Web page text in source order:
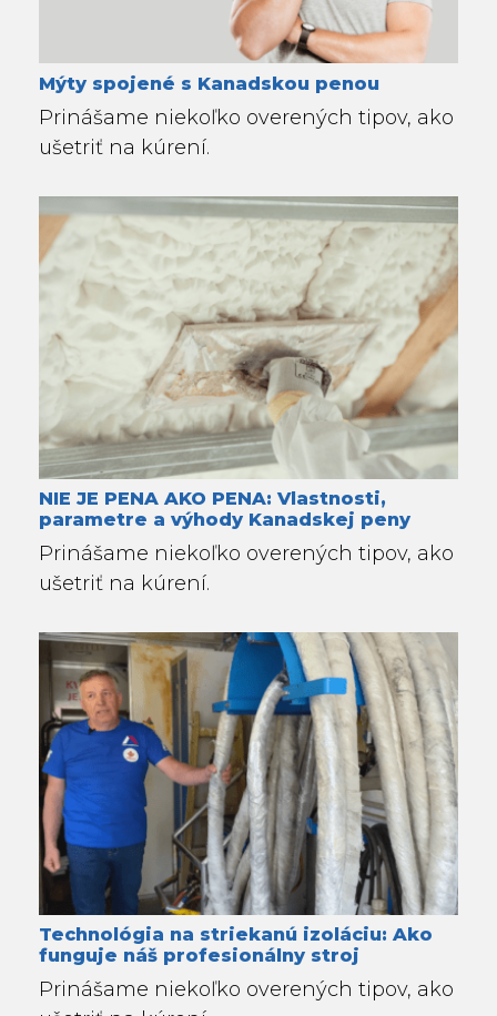
Mýty spojené s Kanadskou penou
Prinášame niekoľko overených tipov, ako
ušetriť na kúrení.
NIE JE PENA AKO PENA: Vlastnosti,
parametre a výhody Kanadskej peny
Prinášame niekoľko overených tipov, ako
ušetriť na kúrení.
Technológia na striekanú izoláciu: Ako
funguje náš profesionálny stroj
Prinášame niekoľko overených tipov, ako